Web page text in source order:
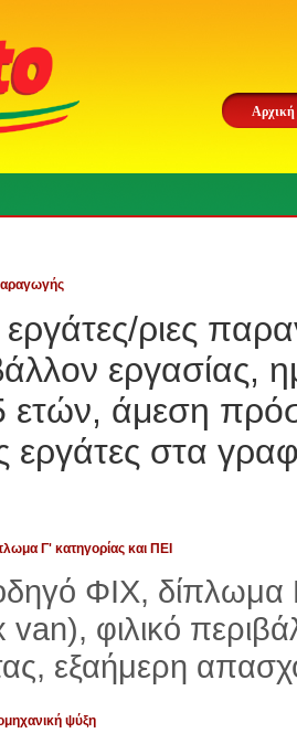
Αρχική
εργάτες/ριες
ετών, άμεση
στα
Γ' κατηγορίας και ΠΕΙ
ΦΙΧ, δίπλωμα
φιλικό
εξαήμερη
ψύξη